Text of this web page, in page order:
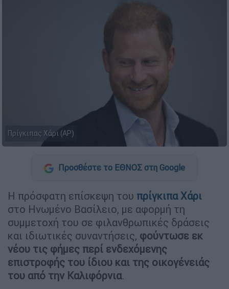
Πρίγκιπας Χάρι (AP)
Προσθέστε το ΕΘΝΟΣ στη Google
Η πρόσφατη επίσκεψη του πρίγκιπα Χάρι
στο Ηνωμένο Βασίλειο, με αφορμή τη
συμμετοχή του σε φιλανθρωπικές δράσεις
και ιδιωτικές συναντήσεις, φούντωσε εκ
νέου τις φήμες περί ενδεχόμενης
επιστροφής του ίδιου και της οικογένειάς
του από την Καλιφόρνια.